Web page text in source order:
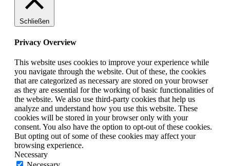
Schließen
Privacy Overview
This website uses cookies to improve your experience while
you navigate through the website. Out of these, the cookies
that are categorized as necessary are stored on your browser
as they are essential for the working of basic functionalities of
the website. We also use third-party cookies that help us
analyze and understand how you use this website. These
cookies will be stored in your browser only with your
consent. You also have the option to opt-out of these cookies.
But opting out of some of these cookies may affect your
browsing experience.
Necessary